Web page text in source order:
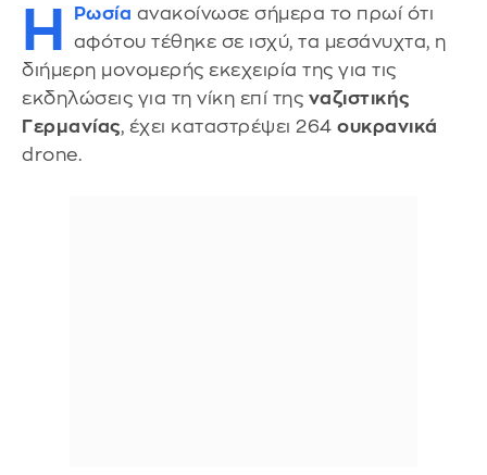
Η Ρωσία ανακοίνωσε σήμερα το πρωί ότι
αφότου τέθηκε σε ισχύ, τα μεσάνυχτα, η
διήμερη μονομερής εκεχειρία της για τις
εκδηλώσεις για τη νίκη επί της ναζιστικής
Γερμανίας, έχει καταστρέψει 264 ουκρανικά
drone.